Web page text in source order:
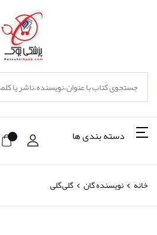
دسته بندی ها
خانه نویسنده گان گلی,گلی